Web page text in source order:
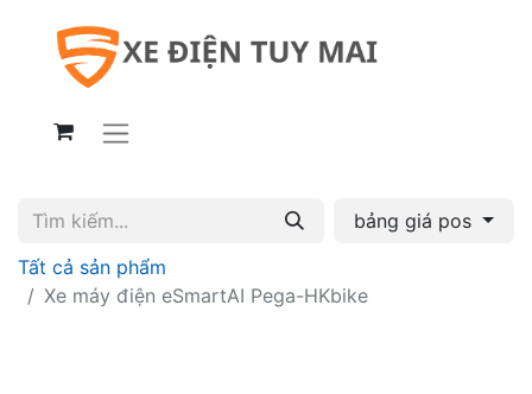
bảng giá pos
Tất cả sản phẩm
Xe máy điện eSmartAI Pega-HKbike